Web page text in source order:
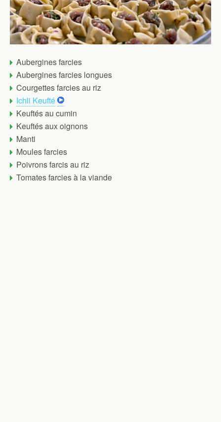
Aubergines farcies
Aubergines farcies longues
Courgettes farcies au riz
Ichli Keufté
Keuftés au cumin
Keuftés aux oignons
Manti
Moules farcies
Poivrons farcis au riz
Tomates farcies à la viande